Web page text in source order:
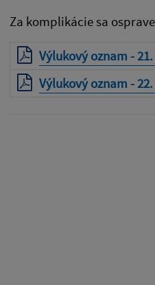
Za komplikácie sa
Výlukový oznam - 21.
Výlukový oznam - 22.